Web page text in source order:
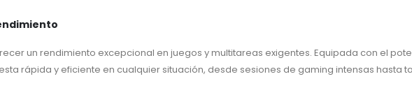
un rendimiento excepcional en juegos y multitareas exigentes. Equipada con el
rápida y eficiente en cualquier situación, desde sesiones de gaming intensas hasta